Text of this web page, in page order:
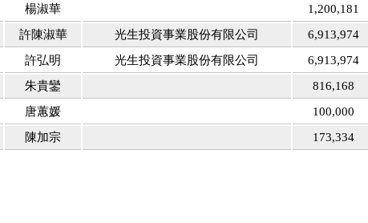
楊淑華 1,200,181
許陳淑華 光生投資事業股份有限公司 6,913,974
許弘明 光生投資事業股份有限公司 6,913,974
朱貴鑾 816,168
唐蕙媛 100,000
陳加宗 173,334